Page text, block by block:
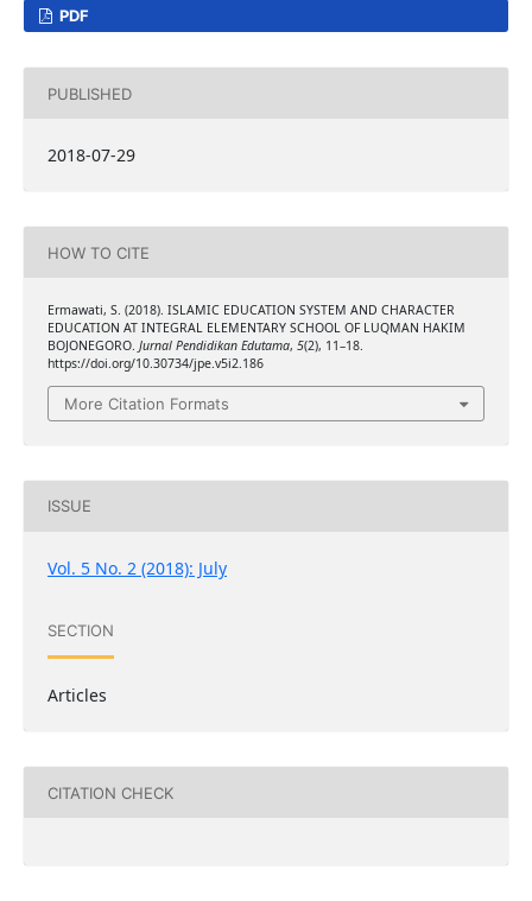
PDF
PUBLISHED
2018-07-29
HOW TO CITE
Ermawati, S. (2018). ISLAMIC EDUCATION SYSTEM AND CHARACTER
EDUCATION AT INTEGRAL ELEMENTARY SCHOOL OF LUQMAN HAKIM
BOJONEGORO. Jurnal Pendidikan Edutama, 5(2), 11–18.
https://doi.org/10.30734/jpe.v5i2.186
More Citation Formats
ISSUE
Vol. 5 No. 2 (2018): July
SECTION
Articles
CITATION CHECK